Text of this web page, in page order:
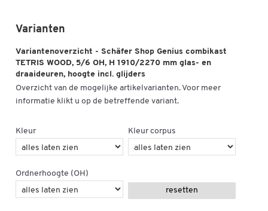
Varianten
Variantenoverzicht - Schäfer Shop Genius combikast
TETRIS WOOD, 5/6 OH, H 1910/2270 mm glas- en
draaideuren, hoogte incl. glijders
Overzicht van de mogelijke artikelvarianten. Voor meer
informatie klikt u op de betreffende variant.
Kleur Kleur corpus
Ordnerhoogte (OH)
resetten